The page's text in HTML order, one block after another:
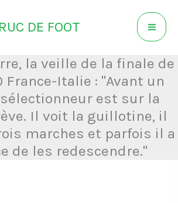
DE FOOT
la veille de la finale de
France-Italie : "Avant un
est sur la
Il voit la guillotine, il
marches et parfois il a
de les redescendre."